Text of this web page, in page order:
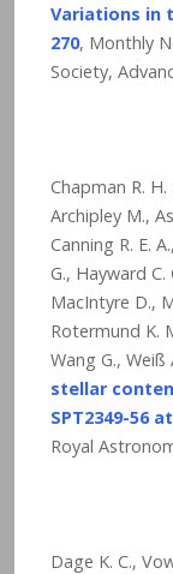
Variations in
270, Monthly
Society,
Chapman R. H.
Archipley M.,
Canning R. E.
G., Hayward C.
MacIntyre D.,
Rotermund K.
Wang G., Weiß
stellar
SPT2349-56
Royal
Dage K. C.,